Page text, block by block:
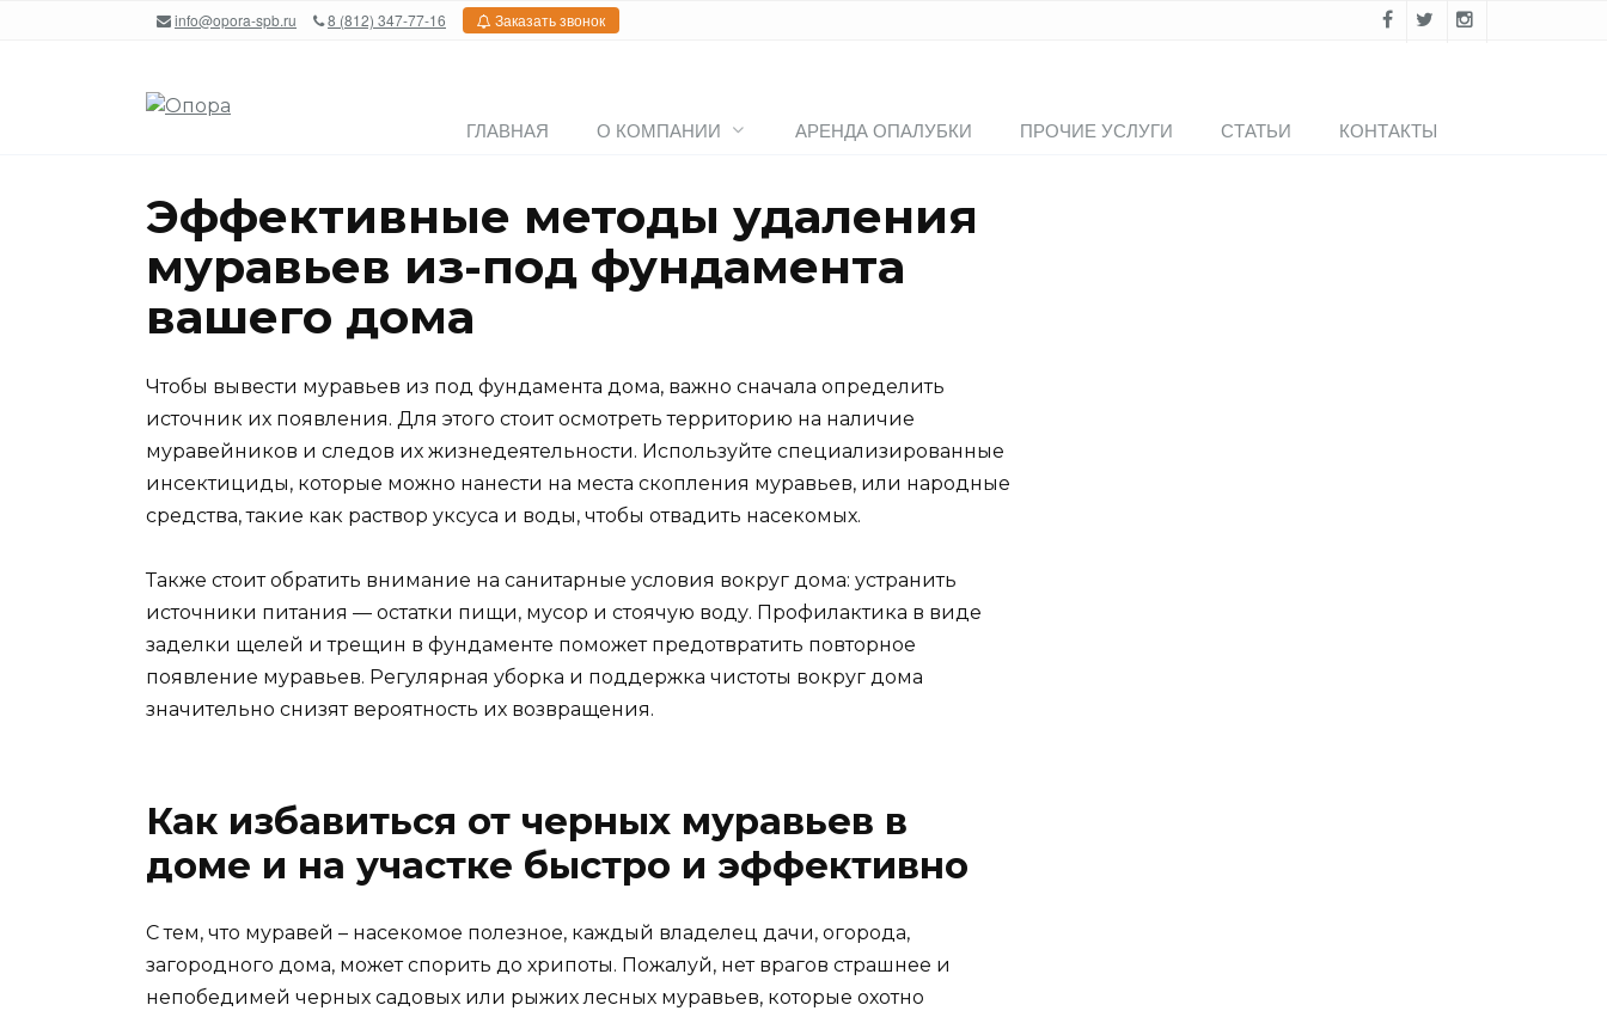
info@opora-spb.ru 8 (812) 347-77-16 Заказать звонок
ГЛАВНАЯ О КОМПАНИИ АРЕНДА ОПАЛУБКИ ПРОЧИЕ УСЛУГИ СТАТЬИ КОНТАКТЫ
Эффективные методы удаления
муравьев из-под фундамента
вашего дома
Чтобы вывести муравьев из под фундамента дома, важно сначала определить
источник их появления. Для этого стоит осмотреть территорию на наличие
муравейников и следов их жизнедеятельности. Используйте специализированные
инсектициды, которые можно нанести на места скопления муравьев, или народные
средства, такие как раствор уксуса и воды, чтобы отвадить насекомых.
Также стоит обратить внимание на санитарные условия вокруг дома: устранить
источники питания — остатки пищи, мусор и стоячую воду. Профилактика в виде
заделки щелей и трещин в фундаменте поможет предотвратить повторное
появление муравьев. Регулярная уборка и поддержка чистоты вокруг дома
значительно снизят вероятность их возвращения.
Как избавиться от черных муравьев в
доме и на участке быстро и эффективно
С тем, что муравей – насекомое полезное, каждый владелец дачи, огорода,
загородного дома, может спорить до хрипоты. Пожалуй, нет врагов страшнее и
непобедимей черных садовых или рыжих лесных муравьев, которые охотно